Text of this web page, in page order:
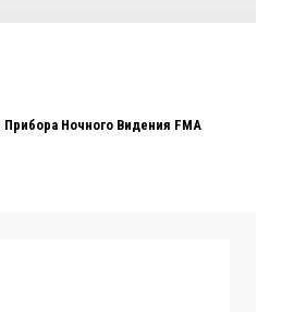
Ночного Видения FMA